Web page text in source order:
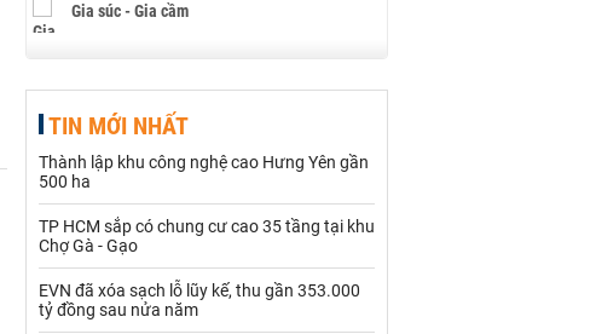
Gia súc - Gia cầm
Hạt điều
Khí đốt
Kim loại khác Mắc ca
Muối Ngũ cốc
Nhựa - Hạt nhựa
TIN MỚI NHẤT
Thành lập khu công nghệ cao Hưng Yên gần
500 ha
TP HCM sắp có chung cư cao 35 tầng tại khu
Chợ Gà - Gạo
EVN đã xóa sạch lỗ lũy kế, thu gần 353.000
tỷ đồng sau nửa năm